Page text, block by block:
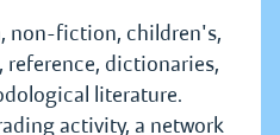
non-fiction, children's,
dictionaries,
literature.
activity, a network